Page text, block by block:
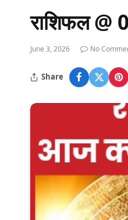
राशिफल @
June 3, 2026 No
Share